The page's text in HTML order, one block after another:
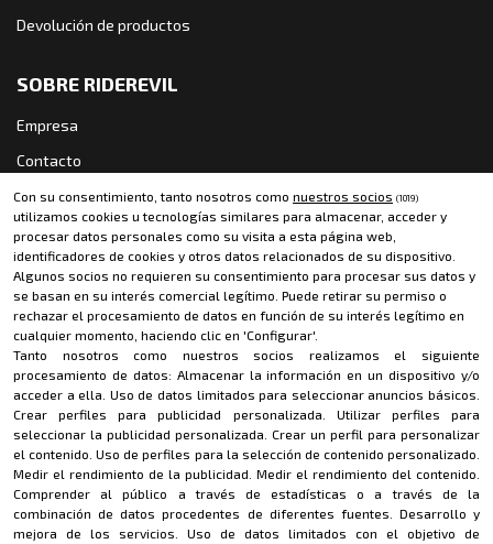
Devolución de productos
SOBRE RIDEREVIL
Empresa
Contacto
Política de cookies
Política de privacidad
Aviso legal
CONTACTO
riderevil@riderevil.com
MÉTODOS DE PAGO
Con su consentimiento, tanto nosotros como nuestros socios (1019)
utilizamos cookies u tecnologías similares para almacenar, acceder y
procesar datos personales como su visita a esta página web,
identificadores de cookies y otros datos relacionados de su dispositivo.
Algunos socios no requieren su consentimiento para procesar sus datos y
se basan en su interés comercial legítimo. Puede retirar su permiso o
rechazar el procesamiento de datos en función de su interés legítimo en
cualquier momento, haciendo clic en 'Configurar'.
Tanto nosotros como nuestros socios realizamos el siguiente
procesamiento de datos: Almacenar la información en un dispositivo y/o
acceder a ella Uso de datos limitados para seleccionar anuncios básicos
Crear perfiles para publicidad personalizada
Utilizar perfiles para
seleccionar la publicidad personalizada Crear un perfil para personalizar
el contenido .Uso de perfiles para la selección de contenido personalizado
Medir el rendimiento de la publicidad Medir el rendimiento del contenido
Comprender al público a través de estadísticas o a través de la
combinación de datos procedentes de diferentes fuentes
Desarrollo y
mejora de los servicios
Uso de datos limitados con el objetivo de